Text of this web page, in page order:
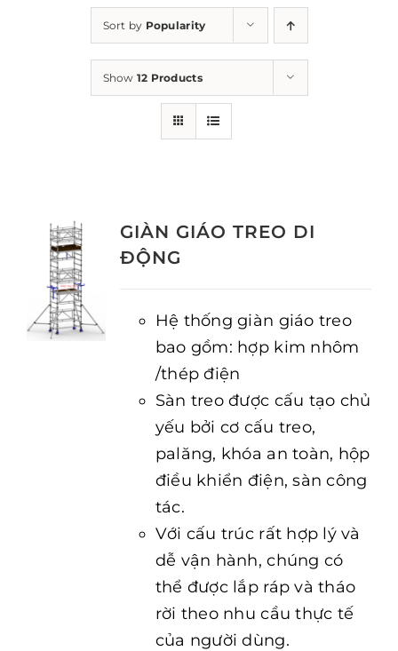
Sort by Popularity
Show 12 Products
GIÀN GIÁO TREO DI
ĐỘNG
Hệ thống giàn giáo treo
bao gồm: hợp kim nhôm
/thép điện
Sàn treo được cấu tạo chủ
yếu bởi cơ cấu treo,
palăng, khóa an toàn, hộp
điều khiển điện, sàn công
tác.
Với cấu trúc rất hợp lý và
dễ vận hành, chúng có
thể được lắp ráp và tháo
rời theo nhu cầu thực tế
của người dùng.